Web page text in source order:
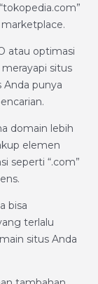
atau optimasi
situs
Anda punya
domain lebih
elemen
seperti “.com”
bisa
terlalu
situs Anda